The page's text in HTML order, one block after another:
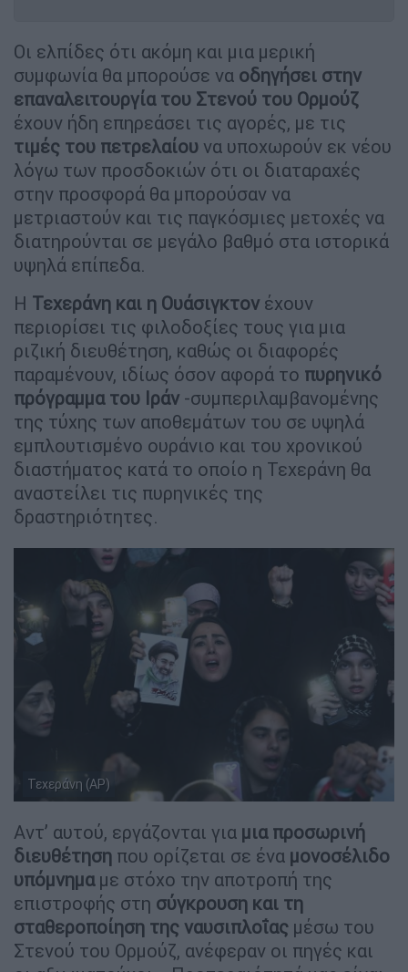
Οι ελπίδες ότι ακόμη και μια μερική
συμφωνία θα μπορούσε να οδηγήσει στην
επαναλειτουργία του Στενού του Ορμούζ
έχουν ήδη επηρεάσει τις αγορές, με τις
τιμές του πετρελαίου να υποχωρούν εκ νέου
λόγω των προσδοκιών ότι οι διαταραχές
στην προσφορά θα μπορούσαν να
μετριαστούν και τις παγκόσμιες μετοχές να
διατηρούνται σε μεγάλο βαθμό στα ιστορικά
υψηλά επίπεδα.
Η Τεχεράνη και η Ουάσιγκτον έχουν
περιορίσει τις φιλοδοξίες τους για μια
ριζική διευθέτηση, καθώς οι διαφορές
παραμένουν, ιδίως όσον αφορά το πυρηνικό
πρόγραμμα του Ιράν -συμπεριλαμβανομένης
της τύχης των αποθεμάτων του σε υψηλά
εμπλουτισμένο ουράνιο και του χρονικού
διαστήματος κατά το οποίο η Τεχεράνη θα
αναστείλει τις πυρηνικές της
δραστηριότητες.
Τεχεράνη (AP)
Αντ’ αυτού, εργάζονται για μια προσωρινή
διευθέτηση που ορίζεται σε ένα μονοσέλιδο
υπόμνημαμε στόχο την αποτροπή της
επιστροφής στη σύγκρουση και τη
σταθεροποίηση της ναυσιπλοΐας μέσω του
Στενού του Ορμούζ, ανέφεραν οι πηγές και